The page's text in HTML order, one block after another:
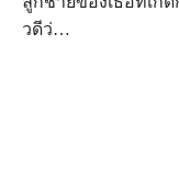
วดีว่…